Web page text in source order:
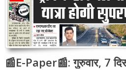
📰E-Paper📰: गुरुवार, 7